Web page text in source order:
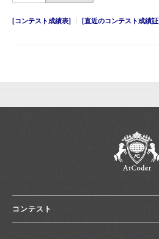
コンテスト成績表 直近のコンテスト成績証
コンテスト